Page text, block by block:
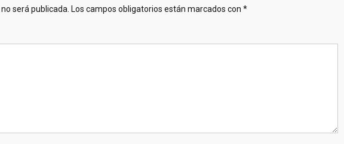
será publicada. Los campos obligatorios están marcados con *